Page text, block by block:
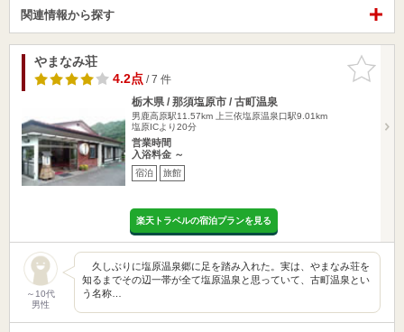
関連情報から探す
お気に入
りに追加
やまなみ荘
4.2点/ 7 件
栃木県 / 那須塩原市 / 古町温泉
男鹿高原駅11.57km
上三依塩原温泉口駅9.01km
塩原ICより20分
営業時間
入浴料金 ～
宿泊 旅館
楽天トラベルの宿泊プランを見る
～10代
男性
久しぶりに塩原温泉郷に足を踏み入れた。実は、やまなみ荘を
知るまでその辺一帯が全て塩原温泉と思っていて、古町温泉とい
う名称…